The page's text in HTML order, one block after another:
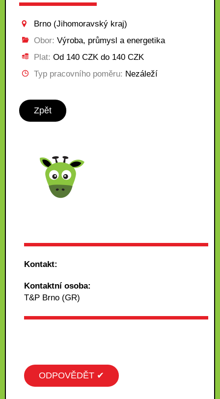
Brno (Jihomoravský kraj)
Obor: Výroba, průmysl a energetika
Plat: Od 140 CZK do 140 CZK
Typ pracovního poměru: Nezáleží
Zpět
Kontakt:
Kontaktní osoba:
T&P Brno (GR)
ODPOVĚDĚT ✔